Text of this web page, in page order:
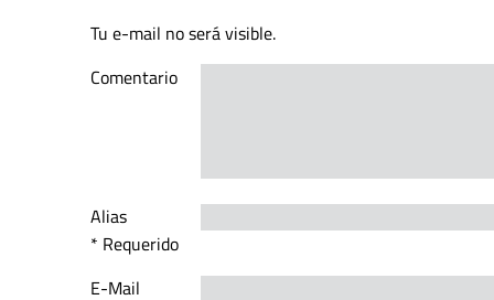
Tu e-mail no será visible.
Comentario
Alias
* Requerido
E-Mail